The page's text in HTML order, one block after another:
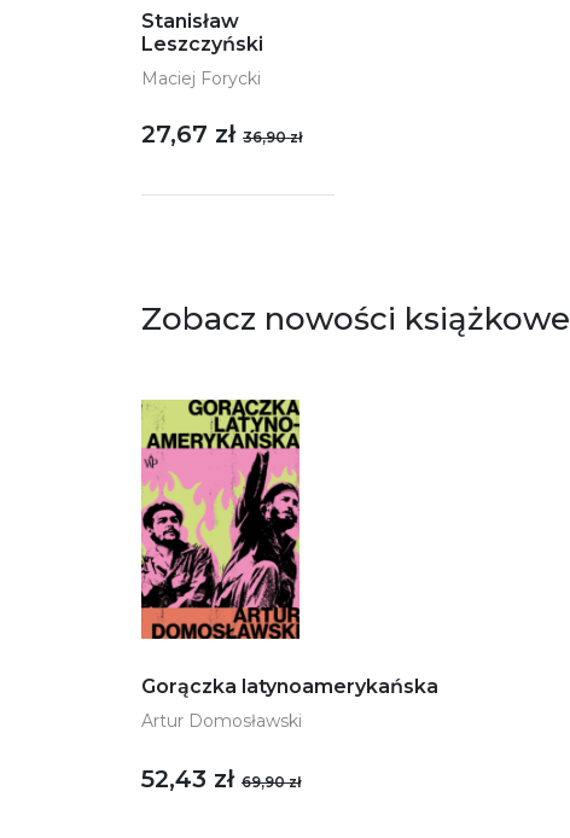
Stanisław
Leszczyński
Maciej Forycki
27,67 zł 36,90 zł
Zobacz nowości książkowe
Gorączka latynoamerykańska
Artur Domosławski
52,43 zł 69,90 zł